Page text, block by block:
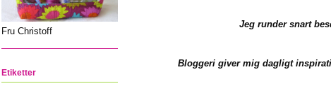
Jeg runder snart
Bloggeri giver mig dagligt
Fru Christoff
Etiketter